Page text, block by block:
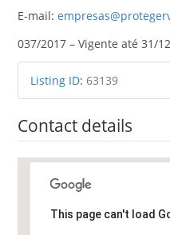
E-mail:
037/2017 – Vigente até 31/
Listing ID:63139
Contact details
This page can't load